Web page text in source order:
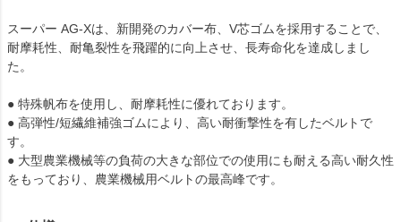
スーパー AG-Xは、新開発のカバー布、V芯ゴムを採用することで、
耐摩耗性、耐亀裂性を飛躍的に向上させ、長寿命化を達成しまし
た。
● 特殊帆布を使用し、耐摩耗性に優れております。
● 高弾性/短繊維補強ゴムにより、高い耐衝撃性を有したベルトで
す。
● 大型農業機械等の負荷の大きな部位での使用にも耐える高い耐久性
をもっており、農業機械用ベルトの最高峰です。